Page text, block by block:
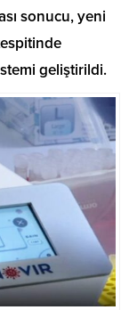
sonucu, yeni
geliştirildi.